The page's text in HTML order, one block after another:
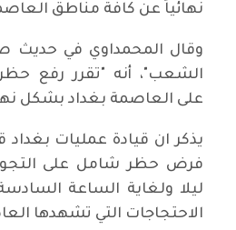
نهائياً عن كافة مناطق
وقال المحمداوي في حديث
الشعب"، أنه "تقرر رفع
على العاصمة بغداد بشكل
يذكر ان قيادة عمليات
ليلا ولغاية الساعة
الاحتجاجات التي تشهدها